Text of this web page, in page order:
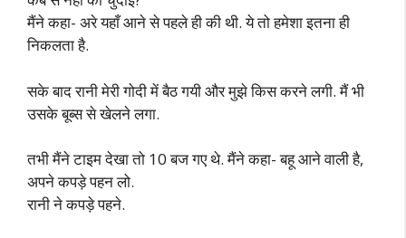
मैंने कहा- अरे यहाँ आने से पहले ही की थी. ये तो हमेशा इतना ही
निकलता है.
सके बाद रानी मेरी गोदी में बैठ गयी और मुझे किस करने लगी. मैं भी
उसके बूब्स से खेलने लगा.
तभी मैंने टाइम देखा तो 10 बज गए थे. मैंने कहा- बहू आने वाली है,
अपने कपड़े पहन लो.
रानी ने कपड़े पहने.